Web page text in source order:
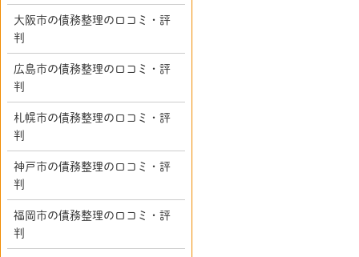
大阪市の債務整理の口コミ・評
判
広島市の債務整理の口コミ・評
判
札幌市の債務整理の口コミ・評
判
神戸市の債務整理の口コミ・評
判
福岡市の債務整理の口コミ・評
判